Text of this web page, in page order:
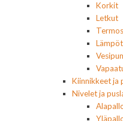
Korkit
Letkut
Kiinnikkeet ja
Nivelet ja